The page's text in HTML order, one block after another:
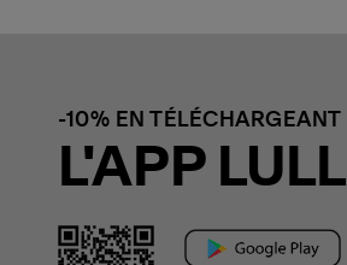
-10% EN TÉLÉCHARGEANT
L'APP LULLI